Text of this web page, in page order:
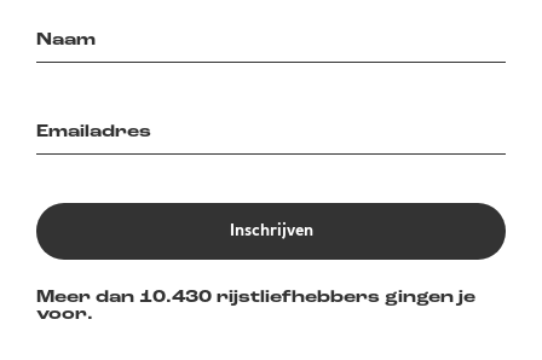
Inschrijven
Meer dan 10.430 rijstliefhebbers gingen je
voor.